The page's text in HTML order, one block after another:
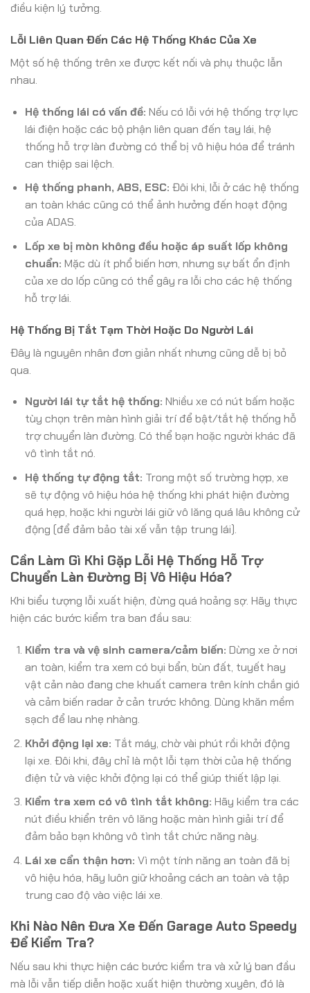
điều kiện lý tưởng.
Lỗi Liên Quan Đến Các Hệ Thống Khác Của Xe
Một số hệ thống trên xe được kết nối và phụ thuộc lẫn
nhau.
Hệ thống lái có vấn đề: Nếu có lỗi với hệ thống trợ lực
lái điện hoặc các bộ phận liên quan đến tay lái, hệ
thống hỗ trợ làn đường có thể bị vô hiệu hóa để tránh
can thiệp sai lệch.
Hệ thống phanh, ABS, ESC: Đôi khi, lỗi ở các hệ thống
an toàn khác cũng có thể ảnh hưởng đến hoạt động
của ADAS.
Lốp xe bị mòn không đều hoặc áp suất lốp không
chuẩn: Mặc dù ít phổ biến hơn, nhưng sự bất ổn định
của xe do lốp cũng có thể gây ra lỗi cho các hệ thống
hỗ trợ lái.
Hệ Thống Bị Tắt Tạm Thời Hoặc Do Người Lái
Đây là nguyên nhân đơn giản nhất nhưng cũng dễ bị bỏ
qua.
Người lái tự tắt hệ thống: Nhiều xe có nút bấm hoặc
tùy chọn trên màn hình giải trí để bật/tắt hệ thống hỗ
trợ chuyển làn đường. Có thể bạn hoặc người khác đã
vô tình tắt nó.
Hệ thống tự động tắt: Trong một số trường hợp, xe
sẽ tự động vô hiệu hóa hệ thống khi phát hiện đường
quá hẹp, hoặc khi người lái giữ vô lăng quá lâu không cử
động (để đảm bảo tài xế vẫn tập trung lái).
Cần Làm Gì Khi Gặp Lỗi Hệ Thống Hỗ Trợ
Chuyển Làn Đường Bị Vô Hiệu Hóa?
Khi biểu tượng lỗi xuất hiện, đừng quá hoảng sợ. Hãy thực
hiện các bước kiểm tra ban đầu sau:
Kiểm tra và vệ sinh camera/cảm biến: Dừng xe ở nơi
an toàn, kiểm tra xem có bụi bẩn, bùn đất, tuyết hay
vật cản nào đang che khuất camera trên kính chắn gió
và cảm biến radar ở cản trước không. Dùng khăn mềm
sạch để lau nhẹ nhàng.
Khởi động lại xe: Tắt máy, chờ vài phút rồi khởi động
lại xe. Đôi khi, đây chỉ là một lỗi tạm thời của hệ thống
điện tử và việc khởi động lại có thể giúp thiết lập lại.
Kiểm tra xem có vô tình tắt không: Hãy kiểm tra các
nút điều khiển trên vô lăng hoặc màn hình giải trí để
đảm bảo bạn không vô tình tắt chức năng này.
Lái xe cẩn thận hơn: Vì một tính năng an toàn đã bị
vô hiệu hóa, hãy luôn giữ khoảng cách an toàn và tập
trung cao độ vào việc lái xe.
Khi Nào Nên Đưa Xe Đến Garage Auto Speedy
Để Kiểm Tra?
Nếu sau khi thực hiện các bước kiểm tra và xử lý ban đầu
mà lỗi vẫn tiếp diễn hoặc xuất hiện thường xuyên, đó là